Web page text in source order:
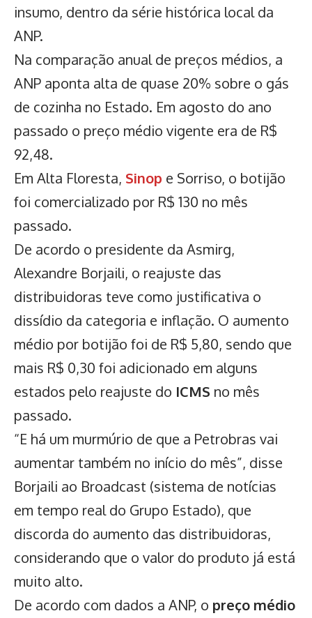
insumo, dentro da série histórica local da
ANP.
Na comparação anual de preços médios, a
ANP aponta alta de quase 20% sobre o gás
de cozinha no Estado. Em agosto do ano
passado o preço médio vigente era de R$
92,48.
Em Alta Floresta, Sinop e Sorriso, o botijão
foi comercializado por R$ 130 no mês
passado.
De acordo o presidente da Asmirg,
Alexandre Borjaili, o reajuste das
distribuidoras teve como justificativa o
dissídio da categoria e inflação. O aumento
médio por botijão foi de R$ 5,80, sendo que
mais R$ 0,30 foi adicionado em alguns
estados pelo reajuste do ICMS no mês
passado.
“E há um murmúrio de que a Petrobras vai
aumentar também no início do mês”, disse
Borjaili ao Broadcast (sistema de notícias
em tempo real do Grupo Estado), que
discorda do aumento das distribuidoras,
considerando que o valor do produto já está
muito alto.
De acordo com dados a ANP, o preço médio